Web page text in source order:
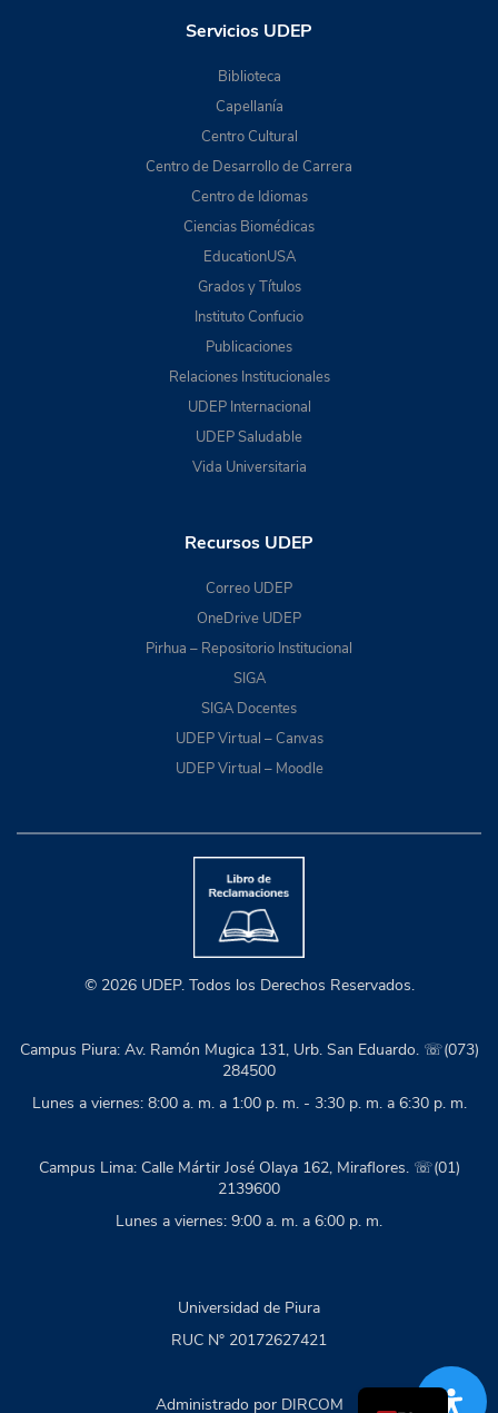
Servicios UDEP
Biblioteca
Capellanía
Centro Cultural
Centro de Desarrollo de Carrera
Centro de Idiomas
Ciencias Biomédicas
EducationUSA
Grados y Títulos
Instituto Confucio
Publicaciones
Relaciones Institucionales
UDEP Internacional
UDEP Saludable
Vida Universitaria
Recursos UDEP
Correo UDEP
OneDrive UDEP
Pirhua – Repositorio Institucional
SIGA
SIGA Docentes
UDEP Virtual – Canvas
UDEP Virtual – Moodle
© 2026 UDEP. Todos los Derechos Reservados.
Campus Piura: Av. Ramón Mugica 131, Urb. San Eduardo. ☏(073)
284500
Lunes a viernes: 8:00 a. m. a 1:00 p. m. - 3:30 p. m. a 6:30 p. m.
Campus Lima: Calle Mártir José Olaya 162, Miraflores. ☏(01)
2139600
Lunes a viernes: 9:00 a. m. a 6:00 p. m.
Universidad de Piura
RUC N° 20172627421
Administrado por DIRCOM